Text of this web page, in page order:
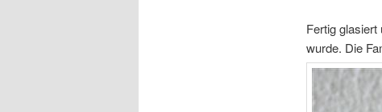
Fertig
wurde. Die